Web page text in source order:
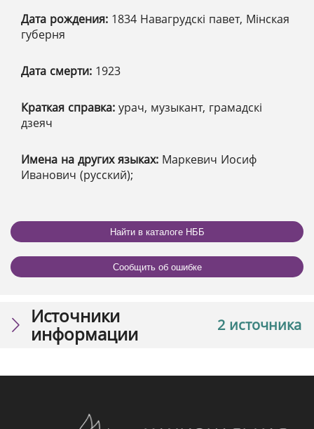
Дата рождения: 1834 Навагрудскі павет, Мінская
губерня
Дата смерти: 1923
Краткая справка: урач, музыкант, грамадскі
дзеяч
Имена на других языках: Маркевич Иосиф
Иванович (русский);
Найти в каталоге НББ
Сообщить об ошибке
2 источника
Источники
информации